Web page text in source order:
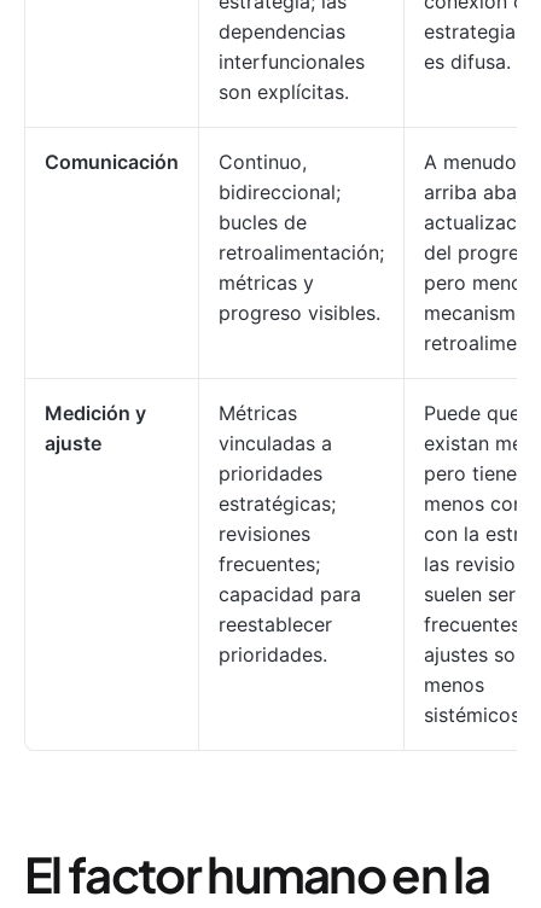
dependencias
interfuncionales
son explícitas.
estrategia
es difusa.
Comunicación
Continuo,
bidireccional;
bucles de
retroalimentación;
métricas y
progreso visibles.
A menudo
arriba abajo;
del
pero menos
Medición y
ajuste
Métricas
vinculadas a
prioridades
estratégicas;
revisiones
frecuentes;
capacidad para
reestablecer
prioridades.
Puede que
existan
pero tienen
menos
con la
las
suelen ser
frecuentes;
ajustes son
menos
sistémicos.
El factor humano en la